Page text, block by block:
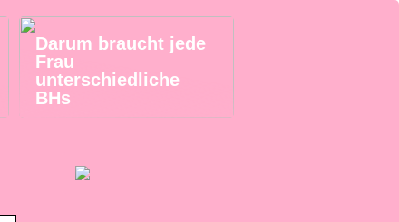
Darum braucht jede
Frau
unterschiedliche
BHs